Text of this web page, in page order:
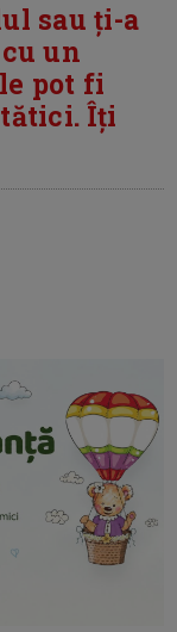
sau ți-a
un
pot fi
Îți